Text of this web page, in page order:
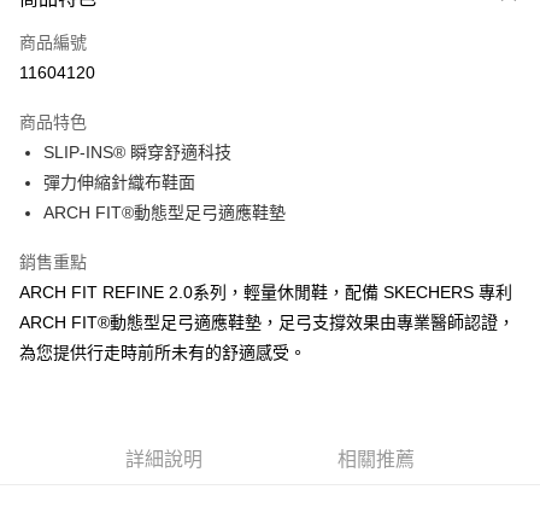
信用卡一次付款
LINE Pay
相關說明
【大哥付你分期使用說明】
1.本服務由台灣大哥大提供，台灣大哥大用戶可立即使用無須另外申請。
2.付款方式選擇「大哥付你分期」，訂單成立後會自動跳轉到大哥付的交易
流程，驗證手機門號後，選擇欲分期的期數、繳款截止日，確認付款後即完
3.實際核准額度、可分期數及費用金額請依後續交易確認頁面所載為準。
4.訂單成立30分鐘內，如未前往確認交易或遇審核未通過，訂單將自動取
消。如遇「轉專審核」未通過狀況，表示未達大哥付你分期系統評分，恕無
法說明評估內容。
【繳款方式說明】
ATM付款
宅配
商品編號
11604120
商品特色
SLIP-INS® 瞬穿舒適科技
彈力伸縮針織布鞋面
ARCH FIT®動態型足弓適應鞋墊
銷售重點
ARCH FIT REFINE 2.0系列，輕量休閒鞋，配備 SKECHERS 專利
ARCH FIT®動態型足弓適應鞋墊，足弓支撐效果由專業醫師認證，
為您提供行走時前所未有的舒適感受。
詳細說明 相關推薦